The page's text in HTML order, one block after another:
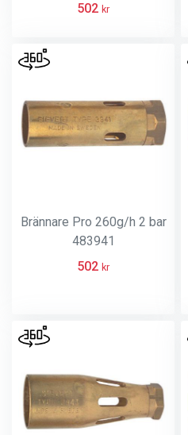
502 kr
Brännare Pro 260g/h 2 bar
483941
502 kr